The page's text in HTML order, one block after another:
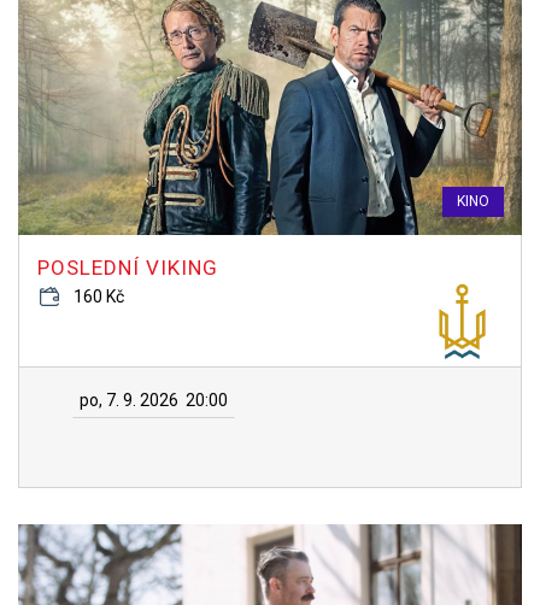
KINO
POSLEDNÍ VIKING
160 Kč
po, 7. 9. 2026 20:00